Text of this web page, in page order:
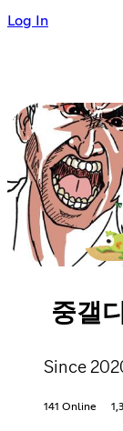
Log In
중갤
Since
141 Online